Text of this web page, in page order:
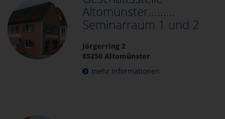
Altomünster.........
Seminarraum 1 und 2
Jörgerring 2
85250 Altomünster
mehr Informationen